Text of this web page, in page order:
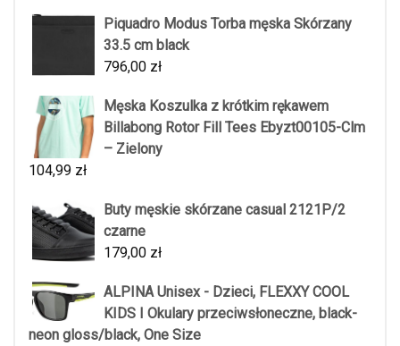
Piquadro Modus Torba męska Skórzany
33.5 cm black
796,00 zł
Męska Koszulka z krótkim rękawem
Billabong Rotor Fill Tees Ebyzt00105-Clm
– Zielony
104,99 zł
Buty męskie skórzane casual 2121P/2
czarne
179,00 zł
ALPINA Unisex - Dzieci, FLEXXY COOL
KIDS I Okulary przeciwsłoneczne, black-
neon gloss/black, One Size